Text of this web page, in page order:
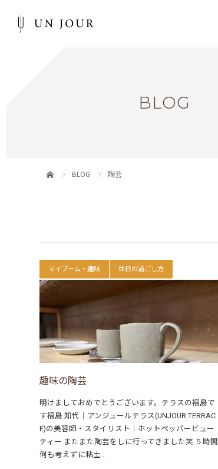
BLOG
BLOG 陶芸
マイブーム・趣味 休日の過ごし方
趣味の陶芸
明けましておめでとうございます。テラスの福島で
す福島 知代｜アンジュールテラス(UNJOUR TERRAC
E)の美容師・スタイリスト｜ホットペッパービュー
ティー またまた陶芸をしに行ってきました笑 ５時間
何も考えずに粘土...